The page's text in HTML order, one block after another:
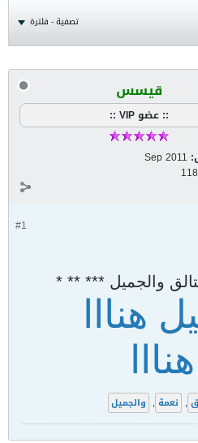
تصفية - فلترة
قيسس
:: عضو VIP ::
Sep 2011
#1
والجميل *** ** *
هنااا
, نعمة , والجميل